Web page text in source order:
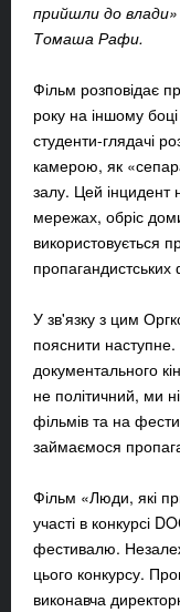
прийшли до влади»
Томаша Рафи.
Фільм розповідає
року на іншому
студенти-глядачі
камерою, як
залу. Цей інцидент
мережах, обріс
використовується
пропагандистських
У зв'язку з цим
пояснити
документального
не політичний, ми
фільмів та на
займаємося
Фільм «Люди, які
участі в конкурсі
фестивалю.
цього конкурсу.
виконавча